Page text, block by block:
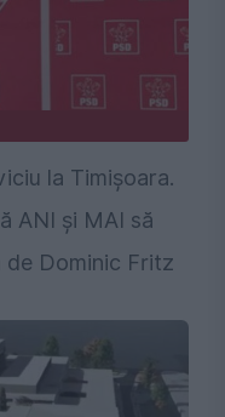
la Timișoara.
ANI și MAI să
de Dominic Fritz